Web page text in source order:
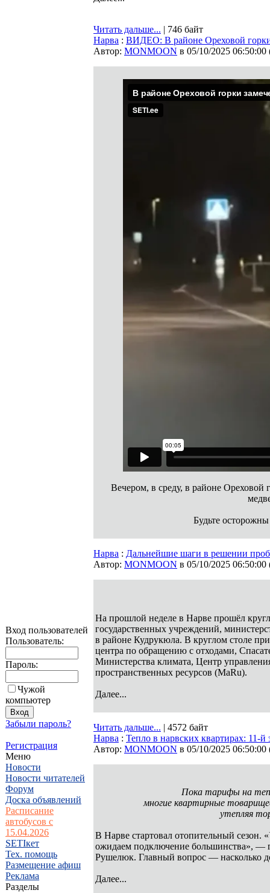
Вход пользователей
Пользователь:
Пароль:
Чужой
компьютер
Забыли пароль?
Регистрация
Меню
Новости
Новости читателей
Форум
Доска объявлений
Расписание
автобусов с
15.04.2026
SETIкет
Тех. помощь
Размещение афиш
Реклама
Разделы
Читать дальше... | 746 байт
Нарва : ВИДЕО: В районе Ореховой
Автор: MONMOON в 05/10/2025 06:50:00
Вечером, в среду, в районе Ореховой
Будьте
Нарва : Дальнейшие шаги в решении
Автор: MONMOON в 05/10/2025 06:50:00
На прошлой неделе в Нарве прошёл
государственных учреждений,
в районе Кудрукюла. В круглом столе
центра по обращению с отходами,
Министерства климата, Центр
пространственных ресурсов (MaRu).
Далее...
Читать дальше... | 4572 байт
Нарва : Тепло в нарвских квартирах: 11-
Автор: MONMOON в 05/10/2025 06:50:00
Пока тарифы на
многие квартирные
утепляя
В Нарве стартовал отопительный
ожидаем подключение большинства», —
Рушелюк. Главный вопрос — насколько
Далее...